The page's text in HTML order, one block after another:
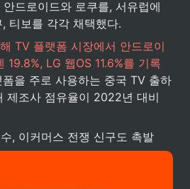
드로이드와 로쿠를, 서유럽에
티보를 각각 채택했다.
TV 플랫폼 시장에서 안드로이
LG 웹OS 11.6%를 기록
을 주로 사용하는 중국 TV 출하
제조사 점유율이 2022년 대비
, 이커머스 전쟁 신구도 촉발